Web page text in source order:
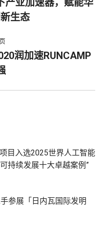
产业加速器，赋能华
生态
润加速RUNCAMP
目入选2025世界人工智能
持续发展十大卓越案例”
手参展「日内瓦国际发明